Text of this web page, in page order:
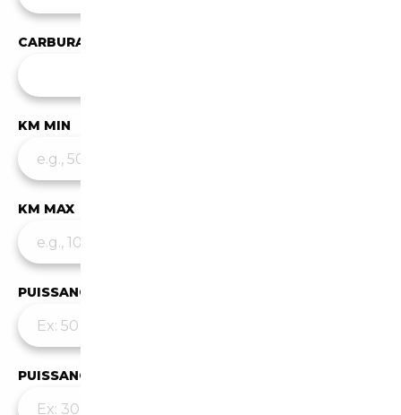
CARBURANT
KM MIN
KM MAX
PUISSANCE MIN
PUISSANCE MAX